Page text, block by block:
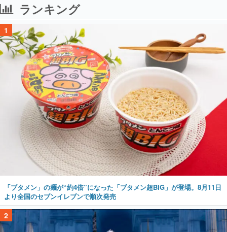
ランキング
1
「ブタメン」の麺が“約4倍”になった「ブタメン超BIG」が登場。8月11日
より全国のセブンイレブンで順次発売
2